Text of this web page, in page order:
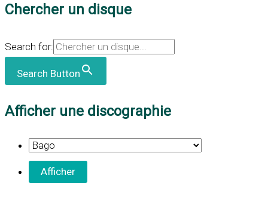
Chercher un disque
Search for:
Search Button
Afficher une discographie